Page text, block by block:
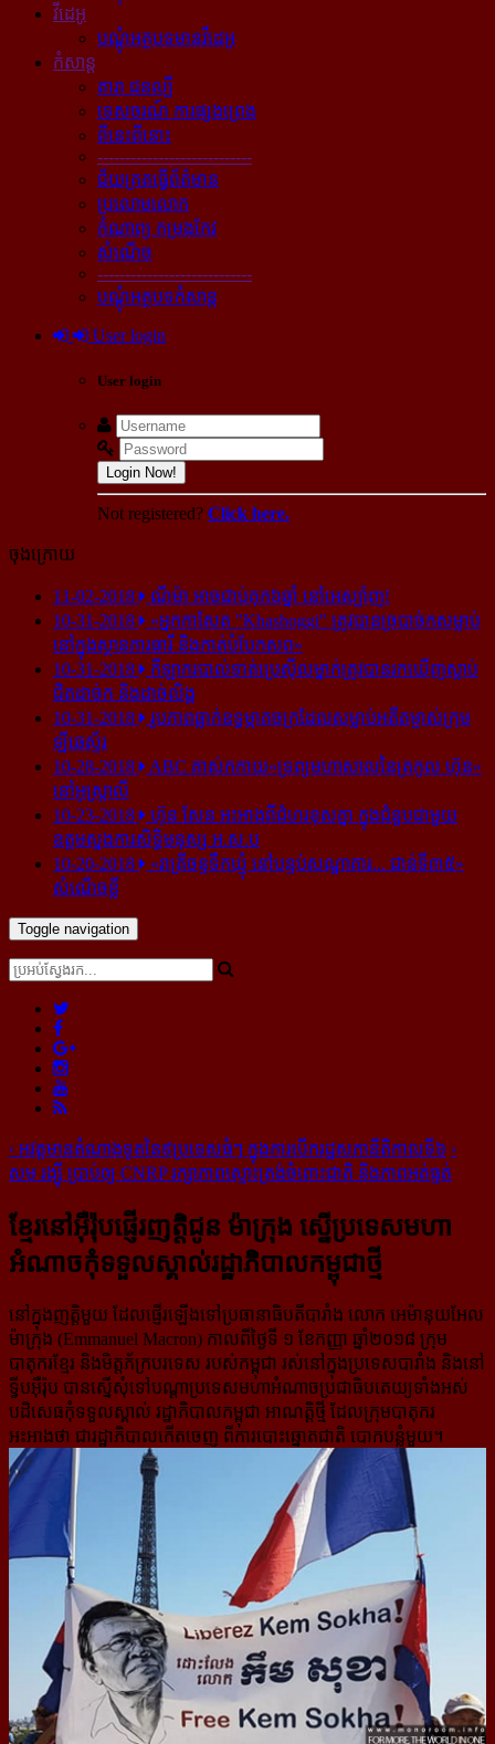
វីដេអូ
បណ្ដុំអត្ថបទមានវីដេអូ
កំសាន្ដ
តារា ជនល្បី
ទេសចរណ៍ ការផ្សងព្រេង
ពីនេះពីនោះ
----------------------------
ជ័យគ្រតធ្វើព័ត៌មាន
ប្រលោមលោក
កំណាព្យ កម្រងកែវ
សំណើច
----------------------------
បណ្ដុំអត្ថបទកំសាន្ដ
User login
User login
Login Now!
Not registered? Click here.
ចុងក្រោយ
11-02-2018
ណីម៉ា អាច​ជាប់​គុក​៦ឆ្នាំ នៅ​អេស្ប៉ាញ!
10-31-2018
«អ្នក​កាសែត "Khashoggi" ត្រូវ​បាន​ច្របាច់ក​សម្លាប់​
នៅ​ក្នុង​ស្ថាន​ភារធារី និង​កាត់​បំបែក​សព»
10-31-2018
កីឡាករ​បាល់ទាត់​ប្រេស៊ីល​ម្នាក់​ត្រូវ​បាន​រក​ឃើញ​ស្លាប់​
ជិត​ដាច់ក និង​ដាច់​លិង្គ
10-31-2018
រូបភាព​ធ្លាក់​ឧទ្ធម្ភាគចក្រ​ដែល​សម្លាប់​អតីត​ម្ចាស់​ក្រុម​
ឡីឆេស្ទ័រ
10-28-2018
ABC គាស់​កកាយ​«ទ្រព្យមហាសាល​នៃ​ត្រកូល ហ៊ុន»​
នៅ​អូស្ត្រាលី
10-23-2018
ហ៊ុន សែន អះអាង​ពី​ជំហរ​ខុស​គ្នា ក្នុង​ជំនួប​ជាមួយ​
ឧត្តម​ស្នងការ​សិទ្ធិ​មនុស្ស អ.ស.ប
10-20-2018
«រាត្រីចន្ទទឹកឃ្មុំ នៅបន្ទប់សណ្ឋាគារ... ជាន់ទី៣៥»
សំណើចខ្លី
Toggle navigation
‹ អវត្តមាន​តំណាង​ទូត​នៃ៩​ប្រទេស​ធំៗ ក្នុង​ការ​បើក​រដ្ឋសភា​នីតិកាល​ទី៦ ›
សម រង្ស៊ី ប្រាប់​ឲ្យ CNRP រក្សា​ភាព​ស្មោះត្រង់​ចំពោះ​ជាតិ និង​ភាព​អត់ធ្មត់
ខ្មែរ​នៅ​អ៊ឺរ៉ុប​ផ្ញើរ​ញត្តិ​ជូន ម៉ាក្រុង ស្នើ​ប្រទេស​មហា​
អំណាច​កុំ​ទទួល​ស្គាល់​រដ្ឋាភិបាលកម្ពុជាថ្មី
នៅក្នុងញត្តិមួយ ដែលផ្ញើរឡើងទៅប្រធានាធិបតីបារាំង លោក អេម៉ានុយអែល
ម៉ាក្រុង (Emmanuel Macron) កាលពីថ្ងៃទី ១ ខែកញ្ញា ឆ្នាំ២០១៨ ក្រុម
បាតុករខ្មែរ និងមិត្តភ័ក្របរទេស របស់កម្ពុជា រស់នៅក្នុងប្រទេសបារាំង និងនៅ
ទ្វីបអ៊ឺរ៉ុប បានស្នើសុំទៅបណ្ដាប្រទេសមហាអំណាចប្រជាធិបតេយ្យទាំងអស់
បដិសេធកុំទទួលស្គាល់ រដ្ឋាភិបាលកម្ពុជា អាណត្តិថ្មី ដែលក្រុមបាតុករ
អះអាងថា ជារដ្ឋាភិបាលកើតចេញ ពីការបោះឆ្នោតជាតិ បោកបន្លំមួយ។